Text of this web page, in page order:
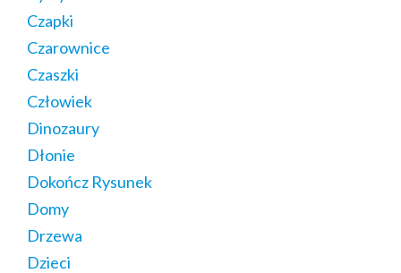
Czapki
Czarownice
Czaszki
Człowiek
Dinozaury
Dłonie
Dokończ Rysunek
Domy
Drzewa
Dzieci